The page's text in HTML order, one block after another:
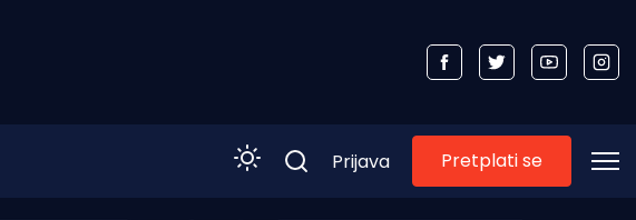
Prijava Pretplati se